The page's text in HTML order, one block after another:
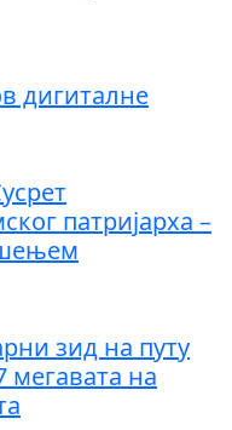
дигиталне
патријарха –
зид на путу
мегавата на